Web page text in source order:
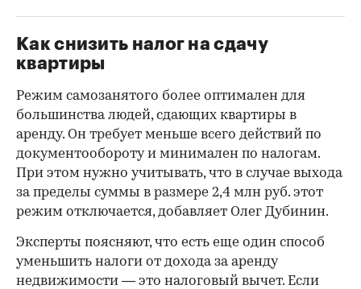
Как снизить налог на сдачу
квартиры
Режим самозанятого более оптимален для
большинства людей, сдающих квартиры в
аренду. Он требует меньше всего действий по
документообороту и минимален по налогам.
При этом нужно учитывать, что в случае выхода
за пределы суммы в размере 2,4 млн руб. этот
режим отключается, добавляет Олег Дубинин.
Эксперты поясняют, что есть еще один способ
уменьшить налоги от дохода за аренду
недвижимости — это налоговый вычет. Если